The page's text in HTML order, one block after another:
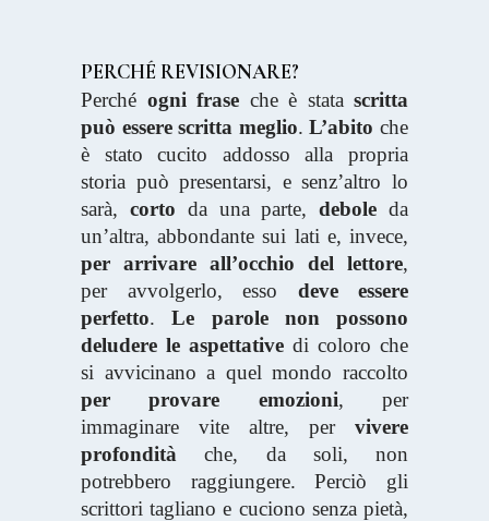
PERCHÉ REVISIONARE?
Perché ogni frase che è stata scritta
può essere scritta meglio.L’abito che
è stato cucito addosso alla propria
storia può presentarsi, e senz’altro lo
sarà, corto da una parte,debole da
un’altra, abbondante sui lati e, invece,
per arrivare all’occhio del lettore,
per avvolgerlo, esso deve essere
perfetto.Le parole non possono
deludere le aspettative di coloro che
si avvicinano a quel mondo raccolto
per provare emozioni, per
immaginare vite altre, per vivere
profondità che, da soli, non
potrebbero raggiungere. Perciò gli
scrittori tagliano e cuciono senza pietà,